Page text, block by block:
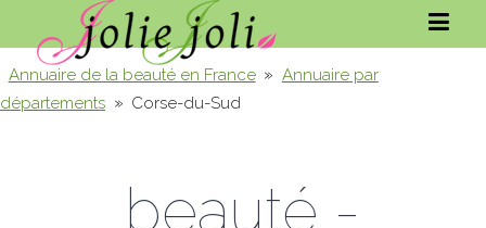
Annuaire de la beauté en France » Annuaire par
départements » Corse-du-Sud
beauté -